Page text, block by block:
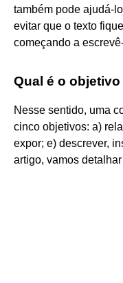
também pode ajudá-
evitar que o texto
começando a
Qual é o
Nesse sentido, uma
cinco objetivos: a)
expor; e) descrever,
artigo, vamos